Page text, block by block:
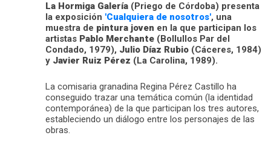
La Hormiga Galería (Priego de Córdoba) presenta
la exposición 'Cualquiera de nosotros', una
muestra de pintura joven en la que participan los
artistas Pablo Merchante (Bollullos Par del
Condado, 1979), Julio Díaz Rubio (Cáceres, 1984)
y Javier Ruiz Pérez (La Carolina, 1989).
La comisaria granadina Regina Pérez Castillo ha
conseguido trazar una temática común (la identidad
contemporánea) de la que participan los tres autores,
estableciendo un diálogo entre los personajes de las
obras.